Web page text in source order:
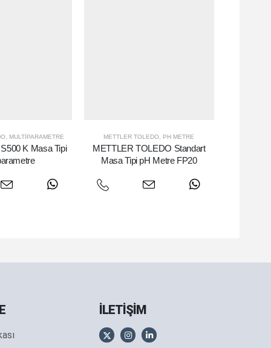
, MULTIPARAMETRE
K Masa Tipi
METTLER TOLEDO, PH METRE
METTLER TOLEDO Standart
Masa Tipi pH Metre FP20
İLETİŞİM